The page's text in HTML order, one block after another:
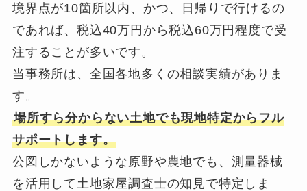
境界点が10箇所以内、かつ、日帰りで行けるの
であれば、税込40万円から税込60万円程度で受
注することが多いです。
当事務所は、全国各地多くの相談実績がありま
す。
場所すら分からない土地でも現地特定からフル
サポートします。
公図しかないような原野や農地でも、測量器械
を活用して土地家屋調査士の知見で特定しま